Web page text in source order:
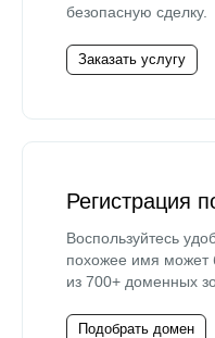
безопасную сделку.
Заказать услугу
Регистрация
Воспользуйтесь
похожее имя может
из 700+ доменных
Подобрать домен